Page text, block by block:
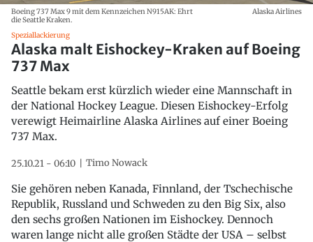
Boeing 737 Max 9 mit dem Kennzeichen N915AK: Ehrt
die Seattle Kraken.
Alaska Airlines
Speziallackierung
Alaska malt Eishockey-Kraken auf Boeing
737 Max
Seattle bekam erst kürzlich wieder eine Mannschaft in
der National Hockey League. Diesen Eishockey-Erfolg
verewigt Heimairline Alaska Airlines auf einer Boeing
737 Max.
25.10.21 - 06:10 Timo Nowack
Sie gehören neben Kanada, Finnland, der Tschechische
Republik, Russland und Schweden zu den Big Six, also
den sechs großen Nationen im Eishockey. Dennoch
waren lange nicht alle großen Städte der USA – selbst